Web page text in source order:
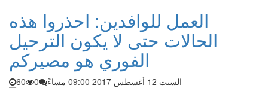
العمل للوافدين: احذروا هذه
الحالات حتى لا يكون الترحيل
الفوري هو مصيركم
السبت 12 أغسطس 2017 09:00 مساءً 0
60